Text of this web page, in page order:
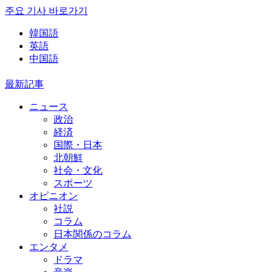
주요 기사 바로가기
韓国語
英語
中国語
最新記事
ニュース
政治
経済
国際・日本
北朝鮮
社会・文化
スポーツ
オピニオン
社説
コラム
日本関係のコラム
エンタメ
ドラマ